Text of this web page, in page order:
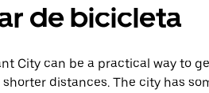
de bicicleta
City can be a practical way to
distances. The city has